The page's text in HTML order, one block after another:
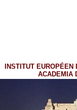
INSTITUT EUROPÉEN
ACADEMIA